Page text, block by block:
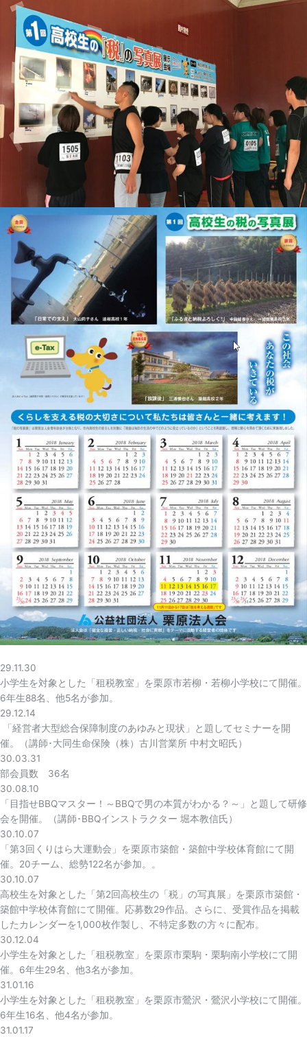
29.11.30
小学生を対象とした「租税教室」を栗原市若柳・若柳小学校にて開催。
6年生88名、他5名が参加。
29.12.14
「経営者大型総合保障制度のあゆみと現状」と題してセミナーを開
催。（講師･大同生命保険（株）古川営業所 中村文昭氏）
30.03.31
部会員数 36名
30.08.10
「目指せBBQマスター！～BBQで男の本質がわかる？～」と題して研修
会を開催。（講師･BBQインストラクター 堀本教信氏）
30.10.07
「第3回くりはら大運動会」を栗原市築館・築館中学校体育館にて開
催。20チーム、総勢122名が参加。。
30.10.07
高校生を対象とした「第2回高校生の「税」の写真展」を栗原市築館・
築館中学校体育館にて開催。応募数29作品。さらに、受賞作品を掲載
したカレンダーを1,000枚作製し、不特定多数の方々に配布。
30.12.04
小学生を対象とした「租税教室」を栗原市栗駒・栗駒南小学校にて開
催。6年生29名、他3名が参加。
31.01.16
小学生を対象とした「租税教室」を栗原市鶯沢・鶯沢小学校にて開催。
6年生16名、他4名が参加。
31.01.17